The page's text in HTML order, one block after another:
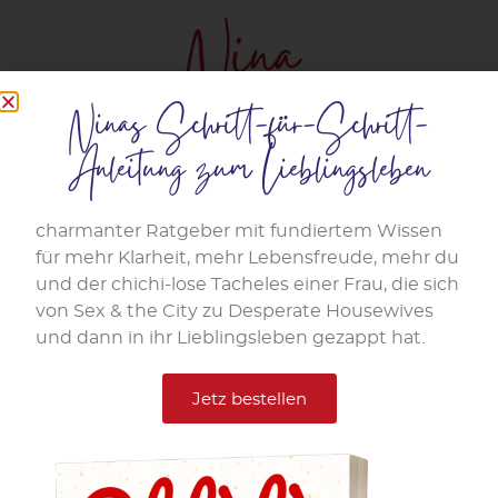
Schlagwort:
Vereinbarkeit leben
Podcast Interview: Windeln,
Wein und Wahnsinn
Ninas Schritt-für-Schritt-
Anleitung zum Lieblingsleben
charmanter Ratgeber mit fundiertem Wissen
für mehr Klarheit, mehr Lebensfreude, mehr du
und der chichi-lose Tacheles einer Frau, die sich
von Sex & the City zu Desperate Housewives
und dann in ihr Lieblingsleben gezappt hat.
Jetz bestellen